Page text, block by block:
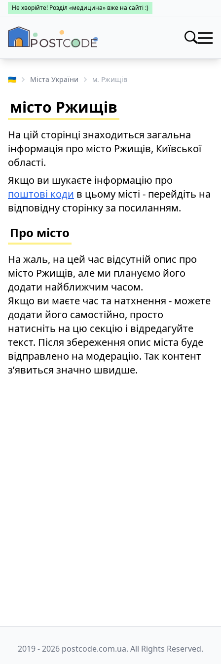
Не хворійте! Розділ «медицина» вже на сайті :)
Індекси
Пошук за областями
Про каталог
Міста України
Заклади
Про поштові індекси
Пошук за областями
Медицина
Про поштові індекси
Пошук за областями
🇺🇦 Міста України м. Ржищів
місто Ржищів
На цій сторінці знаходиться загальна
інформація про місто Ржищів, Київської
області.
Якщо ви шукаєте інформацію про
поштові коди в цьому місті - перейдіть на
відповідну сторінку за посиланням.
Про місто
На жаль, на цей час відсутній опис про
місто Ржищів, але ми плануємо його
додати найближчим часом.
Якщо ви маєте час та натхнення - можете
додати його самостійно, просто
натисніть на цю секцію і відредагуйте
текст. Після збереження опис міста буде
відправлено на модерацію. Так контент
зʼявиться значно швидше.
2019 - 2026 postcode.com.ua. All Rights Reserved.